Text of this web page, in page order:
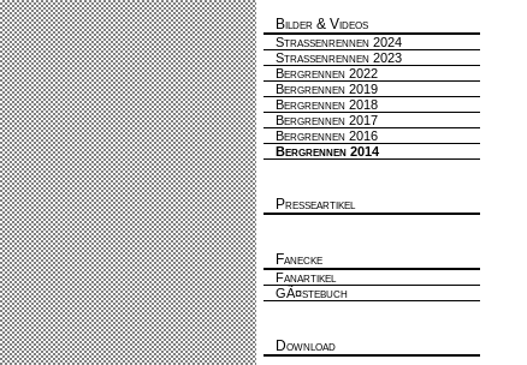
Bilder & Videos
Strassenrennen 2024
Strassenrennen 2023
Bergrennen 2022
Bergrennen 2019
Bergrennen 2018
Bergrennen 2017
Bergrennen 2016
Bergrennen 2014
Presseartikel
Fanecke
Fanartikel
GÃ¤stebuch
Download